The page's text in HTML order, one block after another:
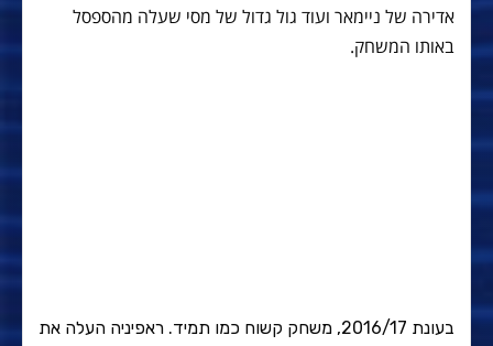
אדירה של ניימאר ועוד גול גדול של מסי שעלה מהספסל
באותו המשחק.
בעונת 2016/17, משחק קשוח כמו תמיד. ראפיניה העלה את